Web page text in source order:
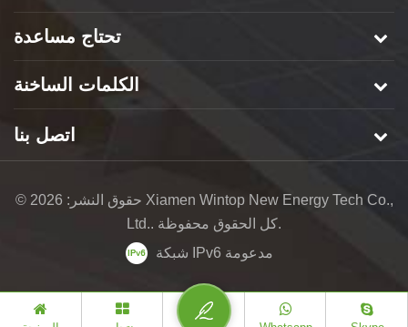
تحتاج مساعدة
الكلمات الساخنة
اتصل بنا
© حقوق النشر: 2026 Xiamen Wintop New Energy Tech Co.,
Ltd.. كل الحقوق محفوظة.
شبكة IPv6 مدعومة